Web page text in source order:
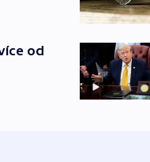
od